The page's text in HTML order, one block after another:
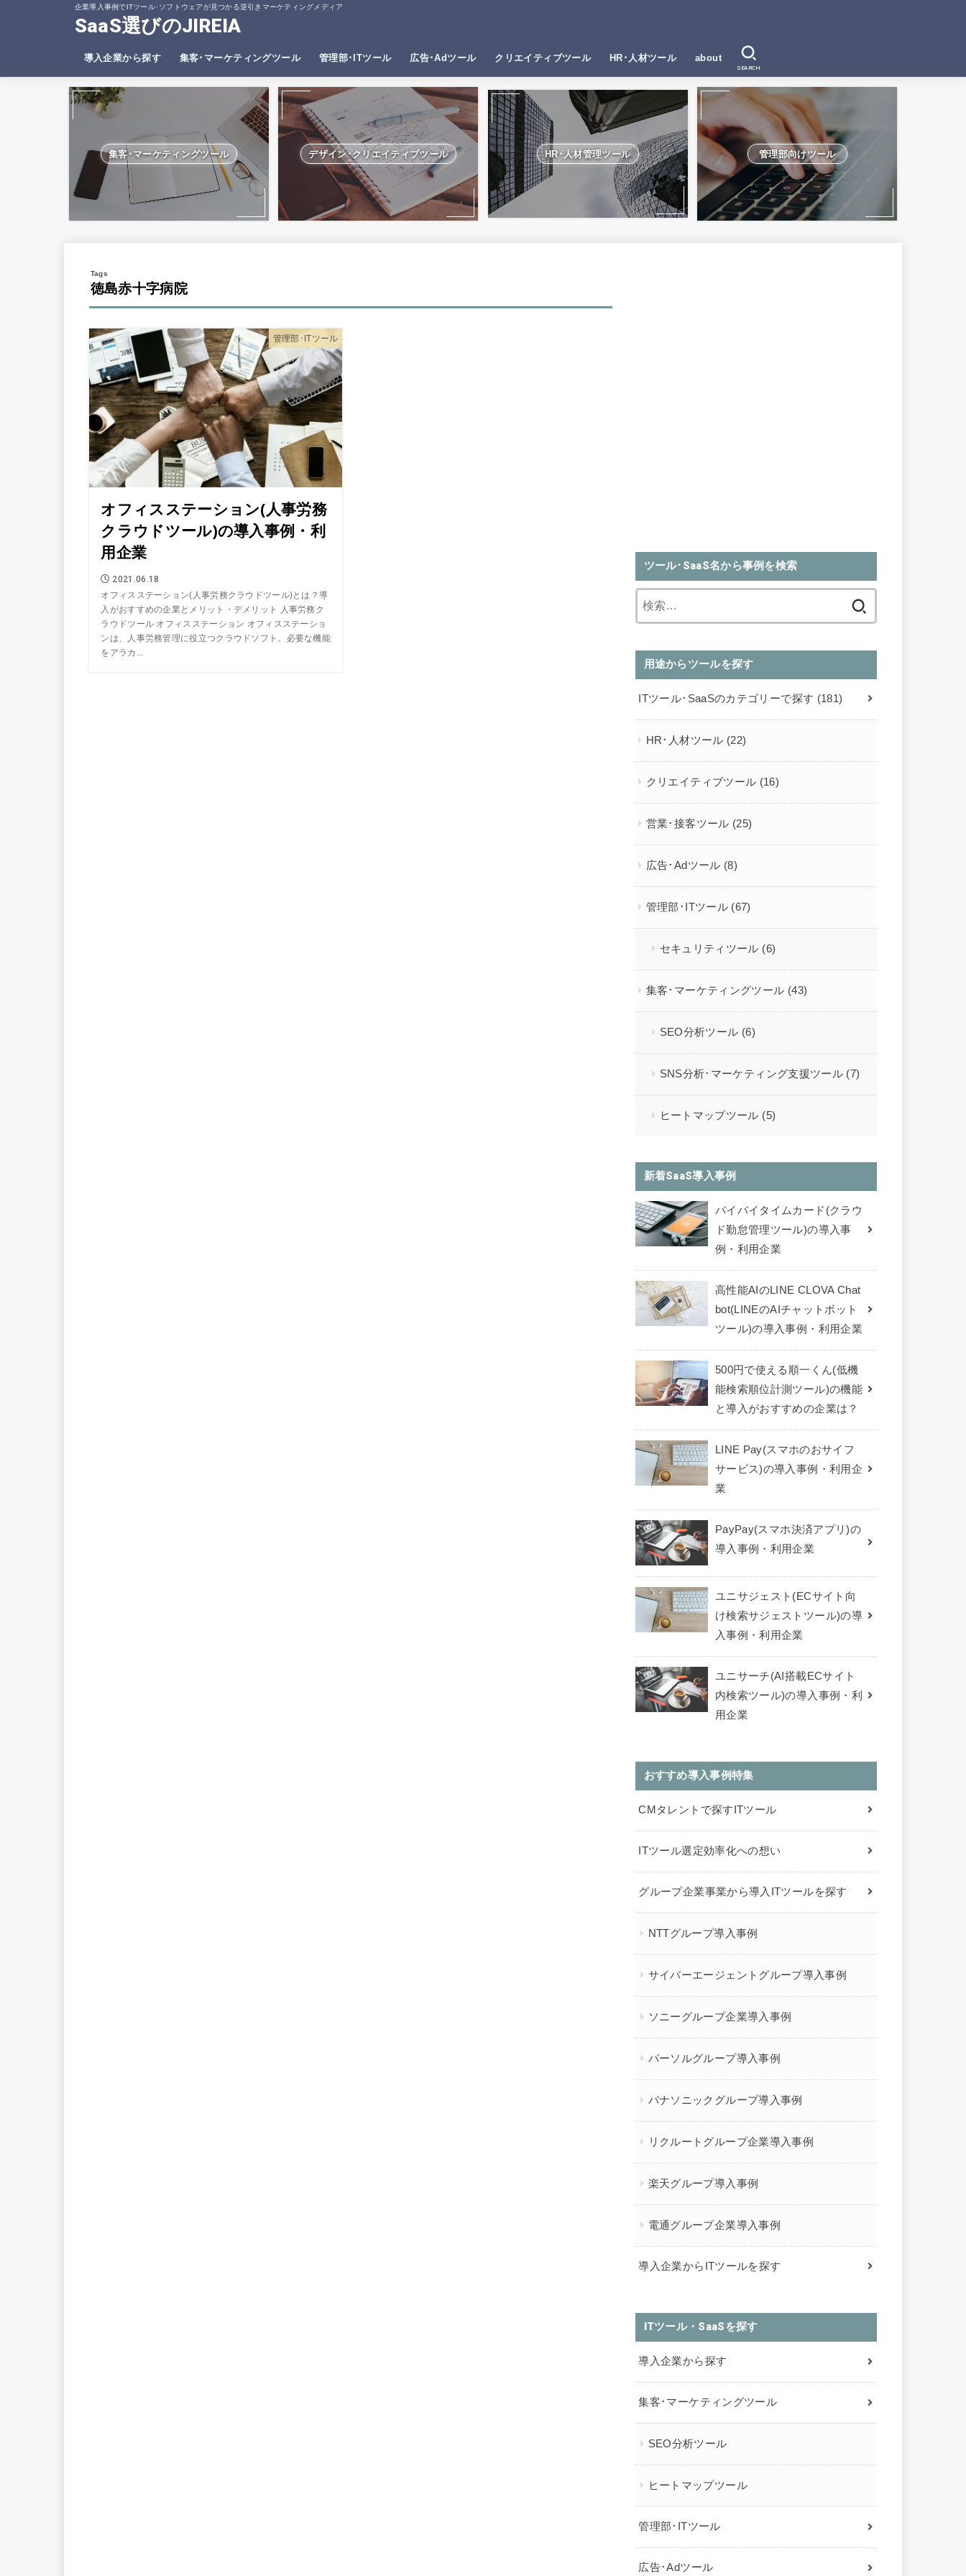
企業導入事例でITツール･ソフトウェアが見つかる逆引きマーケティングメディア
SaaS選びのJIREIA
導入企業から探す 集客･マーケティングツール
SEO分析ツール
ヒートマップツール
管理部･ITツール 広告･Adツール クリエイティブツール HR･人材ツール about
SEARCH
集客･マーケティングツール デザイン･クリエイティブツール HR･人材管理ツール 管理部向けツール
徳島赤十字病院
管理部･ITツール
オフィスステーション(人事労務
クラウドツール)の導入事例・利
用企業
2021.06.18
オフィスステーション(人事労務クラウドツール)とは？導
入がおすすめの企業とメリット・デメリット 人事労務ク
ラウドツール オフィスステーション オフィスステーショ
ンは、人事労務管理に役立つクラウドソフト。必要な機能
をアラカ...
ツール･SaaS名から事例を検索
用途からツールを探す
ITツール･SaaSのカテゴリーで探す (181)
HR･人材ツール (22)
クリエイティブツール (16)
営業･接客ツール (25)
広告･Adツール (8)
管理部･ITツール (67)
セキュリティツール (6)
集客･マーケティングツール (43)
SEO分析ツール (6)
SNS分析･マーケティング支援ツール (7)
ヒートマップツール (5)
新着SaaS導入事例
バイバイタイムカード(クラウ
ド勤怠管理ツール)の導入事
例・利用企業
高性能AIのLINE CLOVA Chat
bot(LINEのAIチャットボット
ツール)の導入事例・利用企業
500円で使える順一くん(低機
能検索順位計測ツール)の機能
と導入がおすすめの企業は？
LINE Pay(スマホのおサイフ
サービス)の導入事例・利用企
業
PayPay(スマホ決済アプリ)の
導入事例・利用企業
ユニサジェスト(ECサイト向
け検索サジェストツール)の導
入事例・利用企業
ユニサーチ(AI搭載ECサイト
内検索ツール)の導入事例・利
用企業
おすすめ導入事例特集
CMタレントで探すITツール
ITツール選定効率化への想い
グループ企業事業から導入ITツールを探す
NTTグループ導入事例
サイバーエージェントグループ導入事例
ソニーグループ企業導入事例
パーソルグループ導入事例
パナソニックグループ導入事例
リクルートグループ企業導入事例
楽天グループ導入事例
電通グループ企業導入事例
導入企業からITツールを探す
ITツール・SaaSを探す
導入企業から探す
集客･マーケティングツール
SEO分析ツール
ヒートマップツール
管理部･ITツール
広告･Adツール